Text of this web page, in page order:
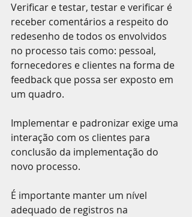
Verificar e testar, testar e verificar é
receber comentários a respeito do
redesenho de todos os envolvidos
no processo tais como: pessoal,
fornecedores e clientes na forma de
feedback que possa ser exposto em
um quadro.
Implementar e padronizar exige uma
interação com os clientes para
conclusão da implementação do
novo processo.
É importante manter um nível
adequado de registros na